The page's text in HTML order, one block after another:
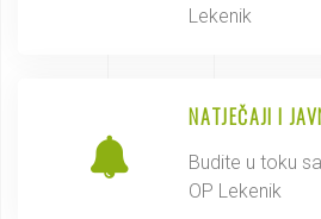
Lekenik
NATJEČAJI I
Budite u toku
OP Lekenik